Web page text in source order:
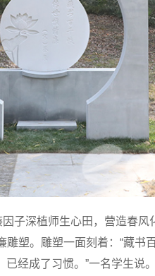
深植师生心田，营造春风
塑。雕塑一面刻着：“藏书
经成了习惯。”一名学生说。